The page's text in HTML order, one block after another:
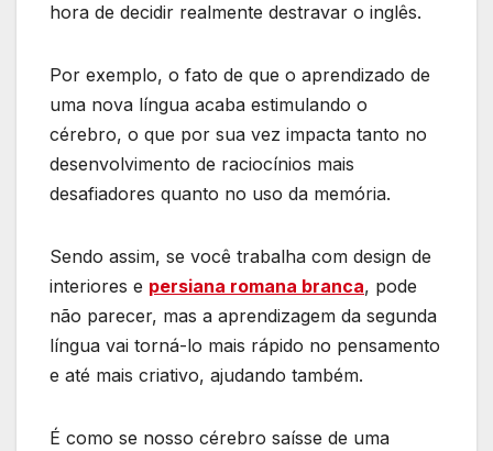
hora de decidir realmente destravar o inglês.
Por exemplo, o fato de que o aprendizado de
uma nova língua acaba estimulando o
cérebro, o que por sua vez impacta tanto no
desenvolvimento de raciocínios mais
desafiadores quanto no uso da memória.
Sendo assim, se você trabalha com design de
interiores e persiana romana branca, pode
não parecer, mas a aprendizagem da segunda
língua vai torná-lo mais rápido no pensamento
e até mais criativo, ajudando também.
É como se nosso cérebro saísse de uma